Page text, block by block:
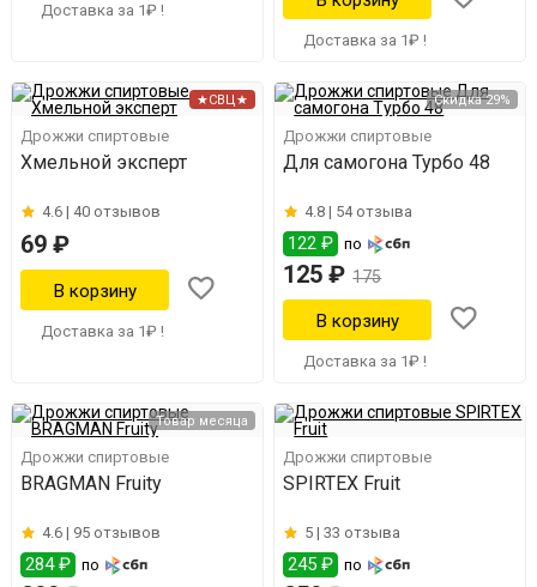
Доставка за 1₽ !
Доставка за 1₽ !
★СВЦ★
Дрожжи спиртовые
Хмельной эксперт
4.6 | 40 отзывов
69 ₽
Доставка за 1₽ !
Скидка 29%
Дрожжи спиртовые
Для самогона Турбо 48
4.8 | 54 отзыва
122 ₽ по
125 ₽ 175
Доставка за 1₽ !
Товар месяца
Дрожжи спиртовые
BRAGMAN Fruity
4.6 | 95 отзывов
284 ₽ по
Дрожжи спиртовые
SPIRTEX Fruit
5 |33 отзыва
245 ₽ по